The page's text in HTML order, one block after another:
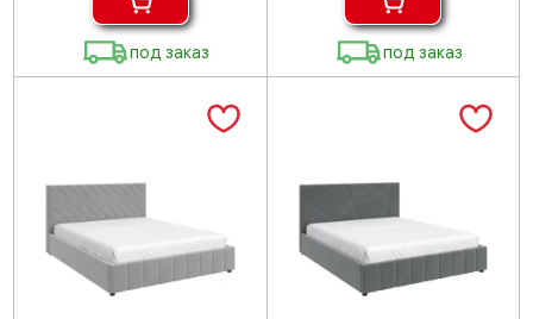
под заказ под заказ